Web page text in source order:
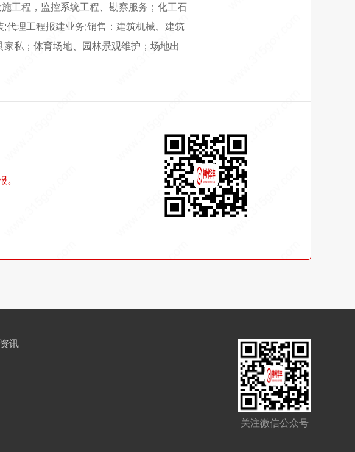
工程，监控系统工程、勘察服务；化工石
代理工程报建业务;销售：建筑机械、建筑
私；体育场地、园林景观维护；场地出
。
讯
关注微信公众号